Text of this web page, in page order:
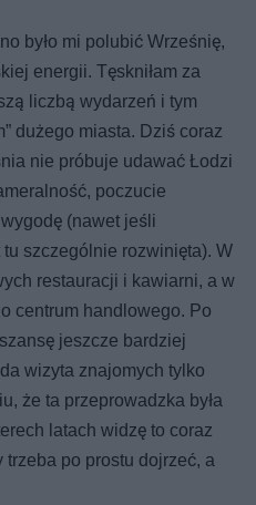
było mi polubić Wrześnię,
energii. Tęskniłam za
liczbą wydarzeń i tym
dużego miasta. Dziś coraz
nie próbuje udawać Łodzi
poczucie
(nawet jeśli
szczególnie rozwinięta). W
restauracji i kawiarni, a w
centrum handlowego. Po
jeszcze bardziej
wizyta znajomych tylko
że ta przeprowadzka była
latach widzę to coraz
po prostu dojrzeć, a